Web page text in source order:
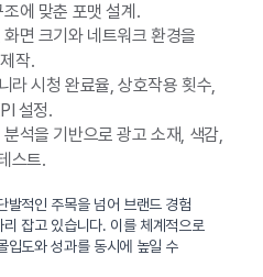
에 맞춘 포맷 설계.
면 크기와 네트워크 환경을
작.
라 시청 완료율, 상호작용 횟수,
설정.
석을 기반으로 광고 소재, 색감,
스트.
발적인 주목을 넘어 브랜드 경험
잡고 있습니다. 이를 체계적으로
입도와 성과를 동시에 높일 수